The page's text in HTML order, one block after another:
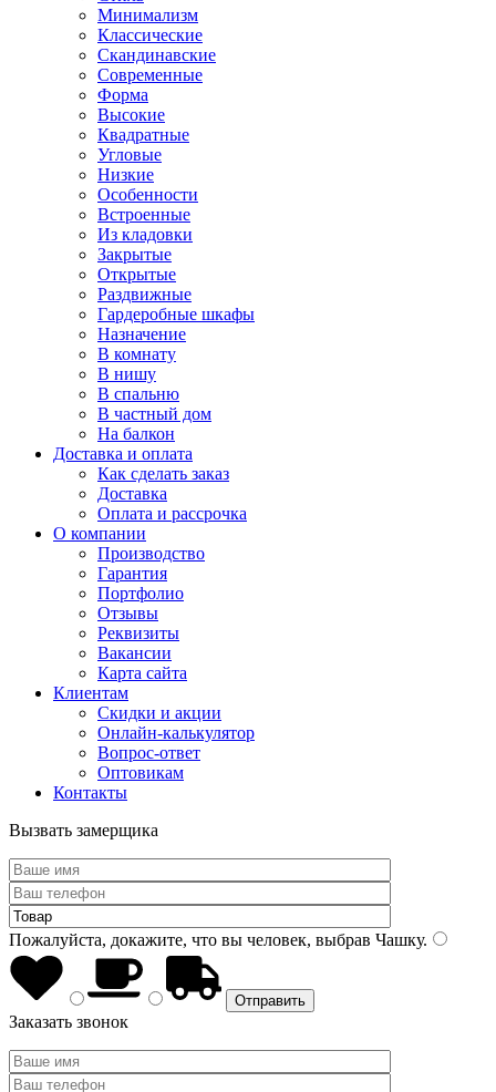
Минимализм
Классические
Скандинавские
Современные
Форма
Высокие
Квадратные
Угловые
Низкие
Особенности
Встроенные
Из кладовки
Закрытые
Открытые
Раздвижные
Гардеробные шкафы
Назначение
В комнату
В нишу
В спальню
В частный дом
На балкон
Доставка и оплата
Как сделать заказ
Доставка
Оплата и рассрочка
О компании
Производство
Гарантия
Портфолио
Отзывы
Реквизиты
Вакансии
Карта сайта
Клиентам
Скидки и акции
Онлайн-калькулятор
Вопрос-ответ
Оптовикам
Контакты
Вызвать замерщика
Пожалуйста, докажите, что вы человек, выбрав Чашку.
Заказать звонок